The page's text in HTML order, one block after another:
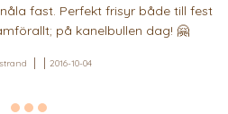
fast. Perfekt frisyr både till fest
på kanelbullen dag! 🤗
2016-10-04